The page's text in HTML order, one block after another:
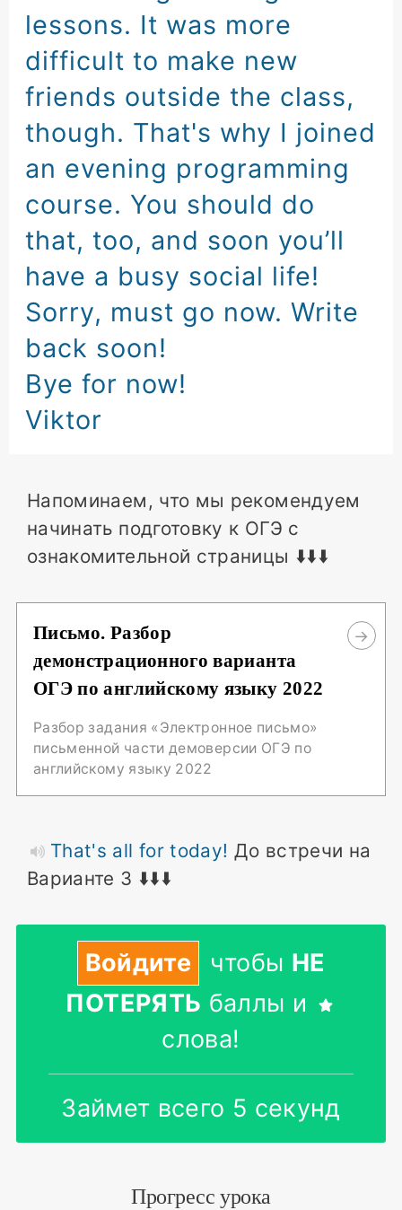
lessons. It was more
difficult to make new
friends outside the class,
though. That's why I joined
an evening programming
course. You should do
that, too, and soon you’ll
have a busy social life!
Sorry, must go now. Write
back soon!
Bye for now!
Viktor
Напоминаем, что мы рекомендуем
начинать подготовку к ОГЭ с
ознакомительной страницы ⬇️⬇️⬇️
Письмо. Разбор
демонстрационного варианта
ОГЭ по английскому языку 2022
Разбор задания «Электронное письмо»
письменной части демоверсии ОГЭ по
английскому языку 2022
That's all for today! До встречи на
Варианте 3 ⬇️⬇️⬇️
Войдите чтобы НЕ
ПОТЕРЯТЬ баллы и
слова!
Займет всего 5 секунд
Прогресс урока